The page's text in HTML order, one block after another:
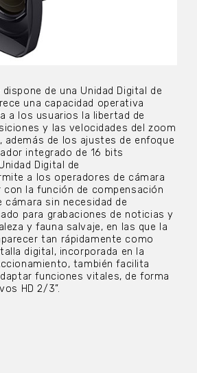
dispone de una Unidad Digital de
una capacidad operativa
a los usuarios la libertad de
y las velocidades del zoom
además de los ajustes de enfoque
integrado de 16 bits
Digital de
a los operadores de cámara
con la función de compensación
cámara sin necesidad de
para grabaciones de noticias y
y fauna salvaje, en las que la
tan rápidamente como
digital, incorporada en la
también facilita
funciones vitales, de forma
HD 2/3”.